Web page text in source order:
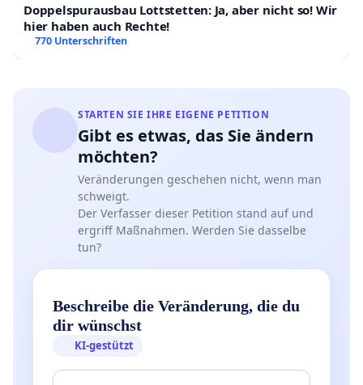
Doppelspurausbau Lottstetten: Ja, aber nicht so! Wir
hier haben auch Rechte!
770 Unterschriften
STARTEN SIE IHRE EIGENE PETITION
Gibt es etwas, das Sie ändern
möchten?
Veränderungen geschehen nicht, wenn man
schweigt.
Der Verfasser dieser Petition stand auf und
ergriff Maßnahmen. Werden Sie dasselbe
tun?
Beschreibe die Veränderung, die du
dir wünschst
KI-gestützt